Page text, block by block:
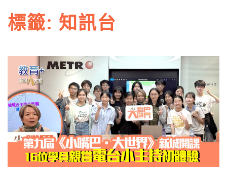
標籤: 知訊台